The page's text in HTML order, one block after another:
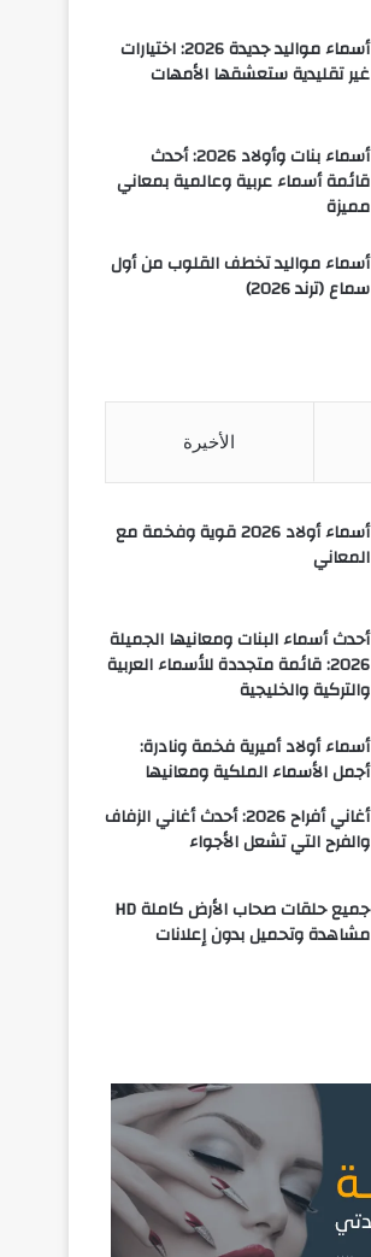
أسماء مواليد جديدة 2026: اختيارات
غير تقليدية ستعشقها الأمهات
أسماء بنات وأولاد 2026: أحدث
قائمة أسماء عربية وعالمية بمعاني
مميزة
أسماء مواليد تخطف القلوب من أول
سماع (ترند 2026)
الأخيرة
أسماء أولاد 2026 قوية وفخمة مع
المعاني
أحدث أسماء البنات ومعانيها الجميلة
2026: قائمة متجددة للأسماء العربية
والتركية والخليجية
أسماء أولاد أميرية فخمة ونادرة:
أجمل الأسماء الملكية ومعانيها
أغاني أفراح 2026: أحدث أغاني الزفاف
والفرح التي تشعل الأجواء
جميع حلقات صحاب الأرض كاملة HD
مشاهدة وتحميل بدون إعلانات